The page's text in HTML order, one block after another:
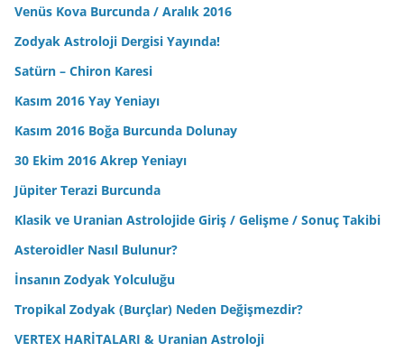
Venüs Kova Burcunda / Aralık 2016
Zodyak Astroloji Dergisi Yayında!
Satürn – Chiron Karesi
Kasım 2016 Yay Yeniayı
Kasım 2016 Boğa Burcunda Dolunay
30 Ekim 2016 Akrep Yeniayı
Jüpiter Terazi Burcunda
Klasik ve Uranian Astrolojide Giriş / Gelişme / Sonuç Takibi
Asteroidler Nasıl Bulunur?
İnsanın Zodyak Yolculuğu
Tropikal Zodyak (Burçlar) Neden Değişmezdir?
VERTEX HARİTALARI & Uranian Astroloji